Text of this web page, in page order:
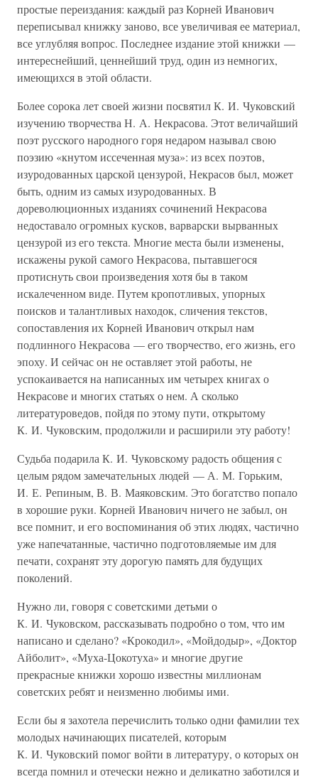
простые переиздания: каждый раз Корней Иванович
переписывал книжку заново, все увеличивая ее материал,
все углубляя вопрос. Последнее издание этой книжки —
интереснейший, ценнейший труд, один из немногих,
имеющихся в этой области.
Более сорока лет своей жизни посвятил К. И. Чуковский
изучению творчества Н. А. Некрасова. Этот величайший
поэт русского народного горя недаром называл свою
поэзию «кнутом иссеченная муза»: из всех поэтов,
изуродованных царской цензурой, Некрасов был, может
быть, одним из самых изуродованных. В
дореволюционных изданиях сочинений Некрасова
недоставало огромных кусков, варварски вырванных
цензурой из его текста. Многие места были изменены,
искажены рукой самого Некрасова, пытавшегося
протиснуть свои произведения хотя бы в таком
искалеченном виде. Путем кропотливых, упорных
поисков и талантливых находок, сличения текстов,
сопоставления их Корней Иванович открыл нам
подлинного Некрасова — его творчество, его жизнь, его
эпоху. И сейчас он не оставляет этой работы, не
успокаивается на написанных им четырех книгах о
Некрасове и многих статьях о нем. А сколько
литературоведов, пойдя по этому пути, открытому
К. И. Чуковским, продолжили и расширили эту работу!
Судьба подарила К. И. Чуковскому радость общения с
целым рядом замечательных людей — А. М. Горьким,
И. Е. Репиным, В. В. Маяковским. Это богатство попало
в хорошие руки. Корней Иванович ничего не забыл, он
все помнит, и его воспоминания об этих людях, частично
уже напечатанные, частично подготовляемые им для
печати, сохранят эту дорогую память для будущих
поколений.
Нужно ли, говоря с советскими детьми о
К. И. Чуковском, рассказывать подробно о том, что им
написано и сделано? «Крокодил», «Мойдодыр», «Доктор
Айболит», «Муха-Цокотуха» и многие другие
прекрасные книжки хорошо известны миллионам
советских ребят и неизменно любимы ими.
Если бы я захотела перечислить только одни фамилии тех
молодых начинающих писателей, которым
К. И. Чуковский помог войти в литературу, о которых он
всегда помнил и отечески нежно и деликатно заботился и